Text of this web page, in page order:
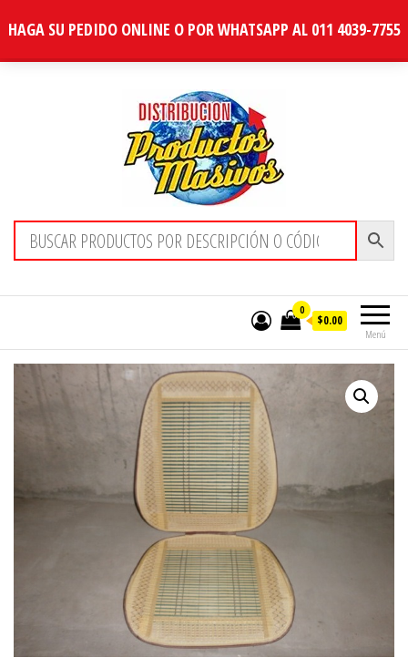
HAGA SU PEDIDO ONLINE O POR WHATSAPP AL 011 4039-7755
Distribucion Masiva
Menú
0
$0.00